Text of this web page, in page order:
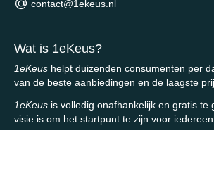
contact@1ekeus.nl
Wat is 1eKeus?
1eKeus helpt duizenden consumenten per
van de beste aanbiedingen en de laagste
1eKeus is volledig onafhankelijk en gratis te
visie is om het startpunt te zijn voor
een goede aanbieding.